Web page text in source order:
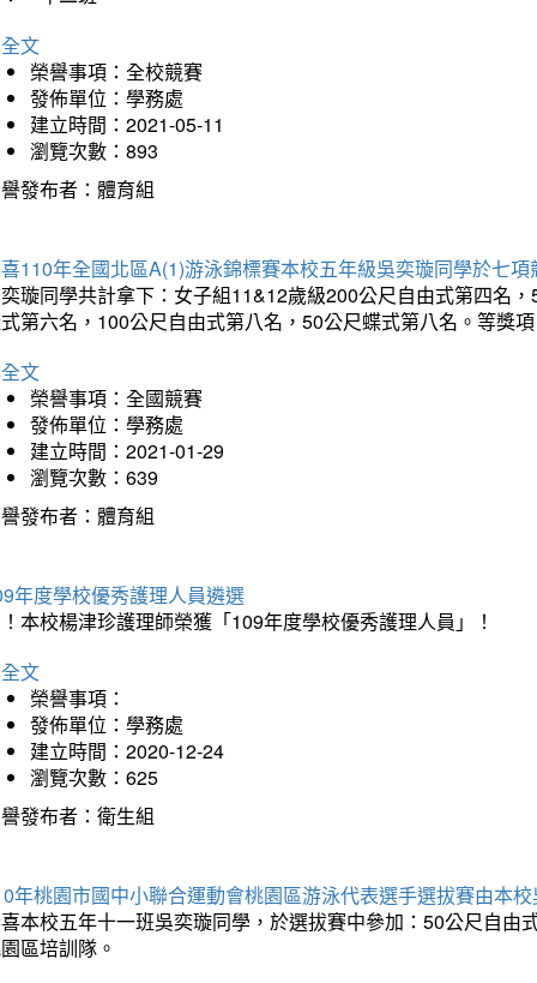
文
榮譽事項：全校競賽
發佈單位：學務處
建立時間：2021-05-11
瀏覽次數：893
發布者：體育組
110年全國北區A(1)游泳錦標賽本校五年級吳奕璇同學於七
璇同學共計拿下：女子組11&12歲級200公尺自由式第四名
第六名，100公尺自由式第八名，50公尺蝶式第八名。等獎
文
榮譽事項：全國競賽
發佈單位：學務處
建立時間：2021-01-29
瀏覽次數：639
發布者：體育組
年度學校優秀護理人員遴選
本校楊津珍護理師榮獲「109年度學校優秀護理人員」！
文
榮譽事項：
發佈單位：學務處
建立時間：2020-12-24
瀏覽次數：625
發布者：衛生組
年桃園市國中小聯合運動會桃園區游泳代表選手選拔賽由本
本校五年十一班吳奕璇同學，於選拔賽中參加：50公尺自
區培訓隊。